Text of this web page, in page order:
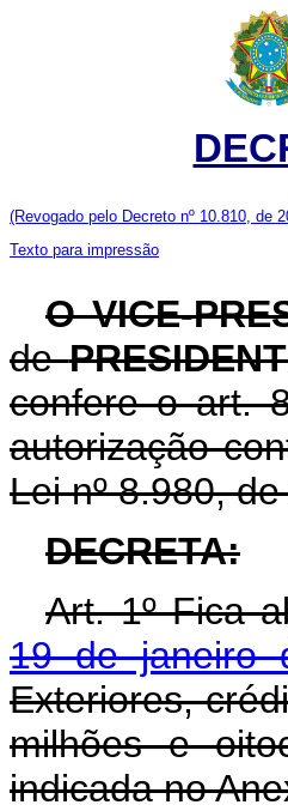
(Revogado pelo Decreto nº 10.810, de
Texto para impressão
O VICE-
de
confere o art.
autorização
Lei nº 8.980,
DECRETA:
Art. 1º Fica
19 de janeiro
Exteriores,
milhões e
indicada no